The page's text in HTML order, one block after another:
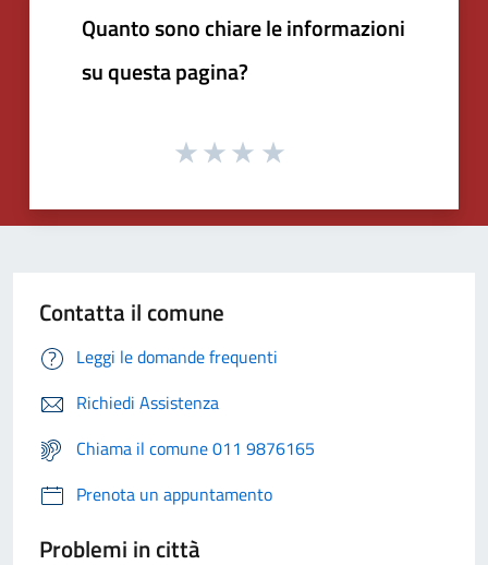
Quanto sono chiare le informazioni
su questa pagina?
Contatta il comune
Leggi le domande frequenti
Richiedi Assistenza
Chiama il comune 011 9876165
Prenota un appuntamento
Problemi in città